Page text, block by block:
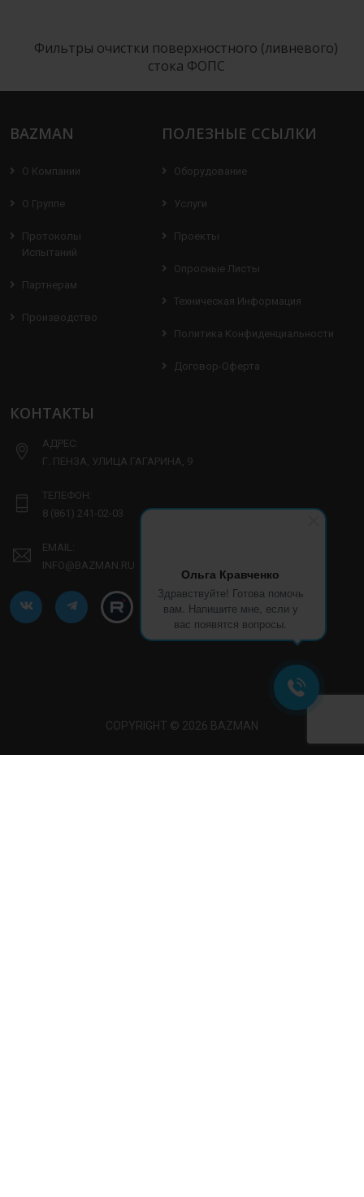
Ольга Кравченко
Здравствуйте! Готова помочь
вам. Напишите мне, если у
вас появятся вопросы.
Фильтры очистки поверхностного (ливневого)
стока ФОПС
BAZMAN
О Компании
О Группе
Протоколы
Испытаний
Партнерам
Производство
ПОЛЕЗНЫЕ ССЫЛКИ
Оборудование
Услуги
Проекты
Опросные Листы
Техническая Информация
Политика Конфиденциальности
Договор-Оферта
КОНТАКТЫ
АДРЕС:
Г. ПЕНЗА, УЛИЦА ГАГАРИНА, 9
ТЕЛЕФОН:
8 (861) 241-02-03
EMAIL:
INFO@BAZMAN.RU
COPYRIGHT © 2026 BAZMAN